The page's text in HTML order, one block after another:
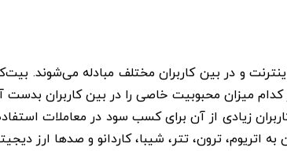
و در بین کاربران مختلف مبادله می‌شوند.
کدام میزان محبوبیت خاصی را در بین کاربران
زیادی از آن برای کسب سود در معاملات
اتریوم، ترون، تتر، شیبا، کاردانو و صدها ارز